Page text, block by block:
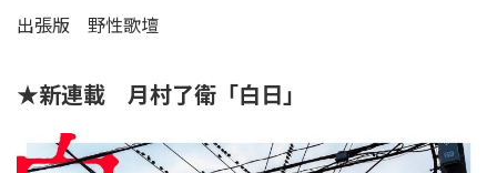
出張版 野性歌壇
★新連載 月村了衛「白日」